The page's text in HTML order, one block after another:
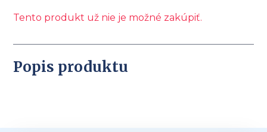
Tento produkt už nie je možné zakúpiť.
Popis produktu